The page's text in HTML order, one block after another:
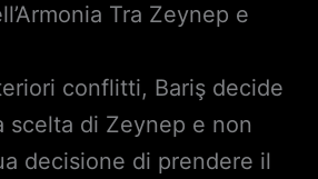
Tra Zeynep e
conflitti, Bariş decide
scelta di Zeynep e non
decisione di prendere il